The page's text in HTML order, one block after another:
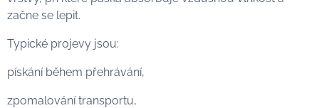
začne se lepit.
Typické projevy jsou:
pískání během přehrávání,
zpomalování transportu,